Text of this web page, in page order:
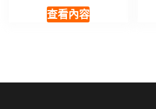
查看內容